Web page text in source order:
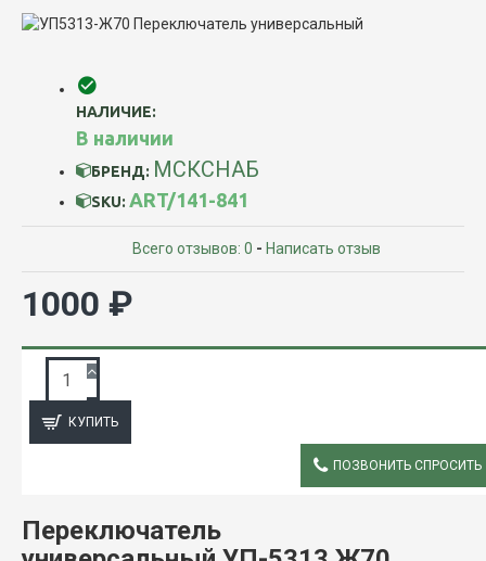
НАЛИЧИЕ:
В наличии
БРЕНД: МСКСНАБ
SKU: ART/141-841
Всего отзывов: 0 - Написать отзыв
1000 ₽
КУПИТЬ
ПОЗВОНИТЬ СПРОСИТЬ
Переключатель